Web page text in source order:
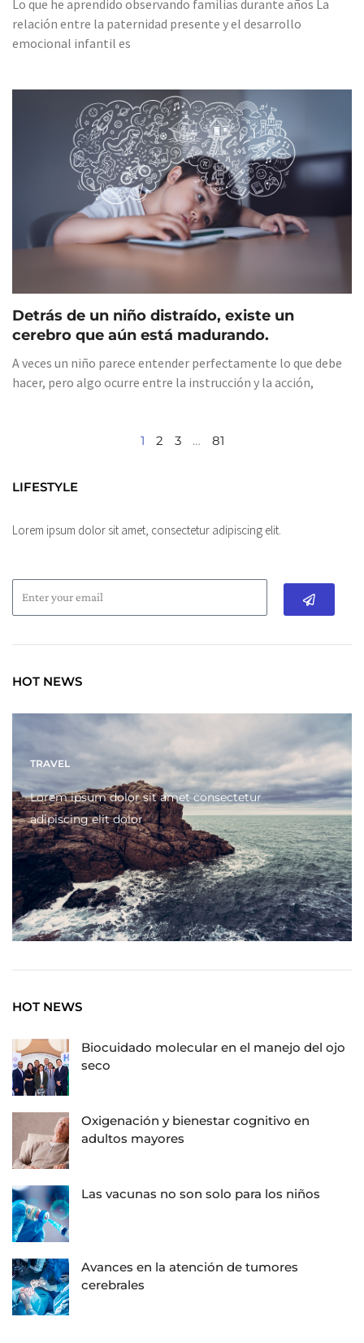
Lo que he aprendido observando familias durante años La
relación entre la paternidad presente y el desarrollo
emocional infantil es
Detrás de un niño distraído, existe un
cerebro que aún está madurando.
A veces un niño parece entender perfectamente lo que debe
hacer, pero algo ocurre entre la instrucción y la acción,
1 2 3 … 81
LIFESTYLE
Lorem ipsum dolor sit amet, consectetur adipiscing elit.
Submit
HOT NEWS
TRAVEL
Lorem ipsum dolor sit amet consectetur
adipiscing elit dolor
HOT NEWS
Biocuidado molecular en el manejo del ojo
seco
Oxigenación y bienestar cognitivo en
adultos mayores
Las vacunas no son solo para los niños
Avances en la atención de tumores
cerebrales